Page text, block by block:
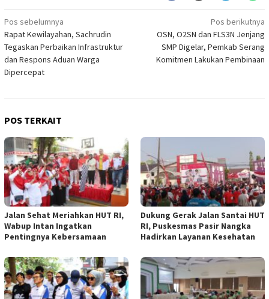
Navigasi
pos
Pos sebelumnya
Rapat Kewilayahan, Sachrudin
Tegaskan Perbaikan Infrastruktur
dan Respons Aduan Warga
Dipercepat
Pos berikutnya
OSN, O2SN dan FLS3N Jenjang
SMP Digelar, Pemkab Serang
Komitmen Lakukan Pembinaan
POS TERKAIT
Jalan Sehat Meriahkan HUT RI,
Wabup Intan Ingatkan
Pentingnya Kebersamaan
Dukung Gerak Jalan Santai HUT
RI, Puskesmas Pasir Nangka
Hadirkan Layanan Kesehatan